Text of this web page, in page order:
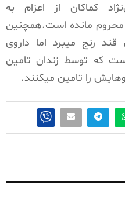
کماکان از اعزام به
محروم مانده است.همچنین
رنج میبرد اما داروی
که توسط زندان تامین
را تامین میکنند.